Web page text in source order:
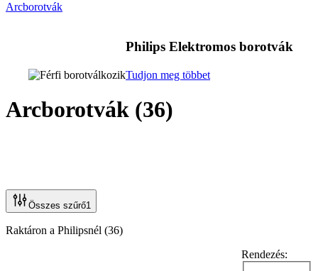
Arcborotvák
Philips Elektromos borotvák
Tudjon meg többet
Arcborotvák (36)
Összes szűrő1
Raktáron a Philipsnél (36)
Rendezés: